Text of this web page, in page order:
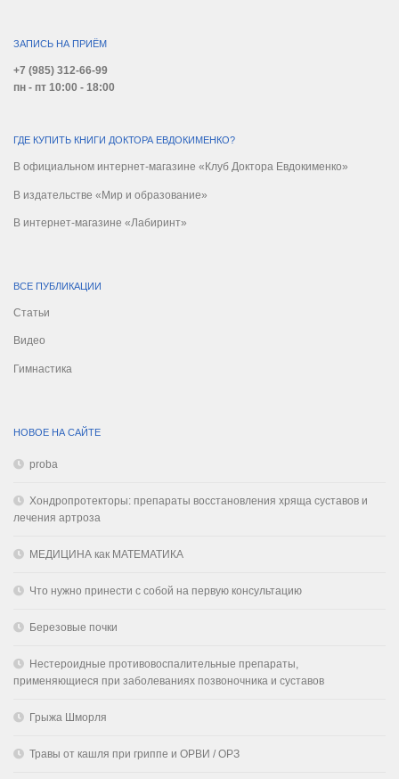
ЗАПИСЬ НА ПРИЁМ
+7 (985) 312-66-99
пн - пт 10:00 - 18:00
ГДЕ КУПИТЬ КНИГИ ДОКТОРА ЕВДОКИМЕНКО?
В официальном интернет-магазине «Клуб Доктора Евдокименко»
В издательстве «Мир и образование»
В интернет-магазине «Лабиринт»
ВСЕ ПУБЛИКАЦИИ
Статьи
Видео
Гимнастика
НОВОЕ НА САЙТЕ
proba
Хондропротекторы: препараты восстановления хряща суставов и
лечения артроза
МЕДИЦИНА как МАТЕМАТИКА
Что нужно принести с собой на первую консультацию
Березовые почки
Нестероидные противовоспалительные препараты,
применяющиеся при заболеваниях позвоночника и суставов
Грыжа Шморля
Травы от кашля при гриппе и ОРВИ / ОРЗ